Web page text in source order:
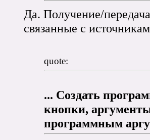
Да. Получение/
связанные с
quote:
... Создать
кнопки,
программным